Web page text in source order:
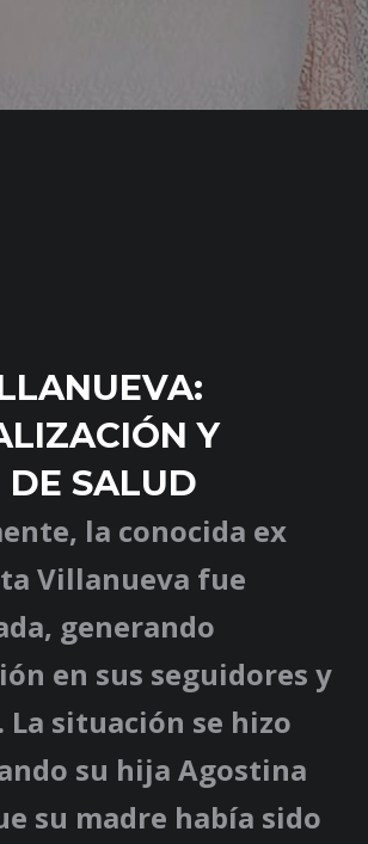
Y
DE SALUD
la conocida ex
Villanueva fue
generando
en sus seguidores y
situación se hizo
su hija Agostina
su madre había sido